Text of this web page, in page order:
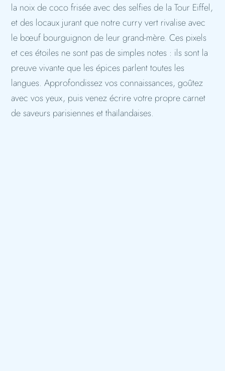
la noix de coco frisée avec des selfies de la Tour Eiffel,
et des locaux jurant que notre curry vert rivalise avec
le bœuf bourguignon de leur grand-mère. Ces pixels
et ces étoiles ne sont pas de simples notes : ils sont la
preuve vivante que les épices parlent toutes les
langues. Approfondissez vos connaissances, goûtez
avec vos yeux, puis venez écrire votre propre carnet
de saveurs parisiennes et thaïlandaises.